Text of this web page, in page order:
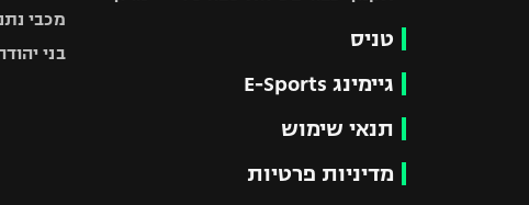
טניס
גיימינג E-Sports
תנאי שימוש
מדיניות פרטיות
מכבי
בני